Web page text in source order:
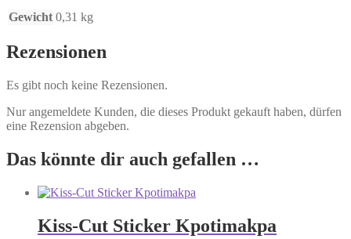
Gewicht 0,31 kg
Rezensionen
Es gibt noch keine Rezensionen.
Nur angemeldete Kunden, die dieses Produkt gekauft haben, dürfen
eine Rezension abgeben.
Das könnte dir auch gefallen …
Kiss-Cut Sticker Kpotimakpa